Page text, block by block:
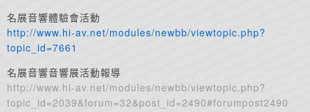
名展音響體驗會活動
http://www.hi-av.net/modules/newbb/viewtopic.php?
topic_id=7661
名展音響音響展活動報導
http://www.hi-av.net/modules/newbb/viewtopic.php?
topic_id=2039&forum=32&post_id=2490#forumpost2490